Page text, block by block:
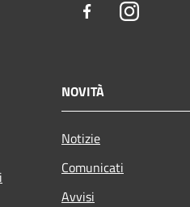
FacebookInstagram
NOVITÀ
Notizie
Comunicati
Avvisi